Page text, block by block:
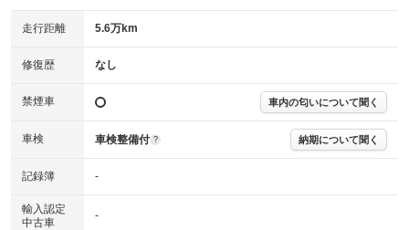
※グー故障診断は保証サービスではございません。購入時は必ず現車をご
※実際にお渡しする故障診断書につきましては、形式および表示項目が異
※グー故障診断書はあくまでも実施時点での診断結果となります。将来に
わたり車両状態を担保するものではありませんので、車両情報等の詳細は
走行距離 5.6万km
修復歴 なし
禁煙車 車内の匂いについて聞く
車検 車検整備付 ? 納期について聞く
記録簿 -
輸入認定
中古車
-